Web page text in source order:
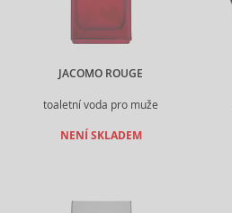
JACOMO ROUGE
toaletní voda pro muže
NENÍ SKLADEM